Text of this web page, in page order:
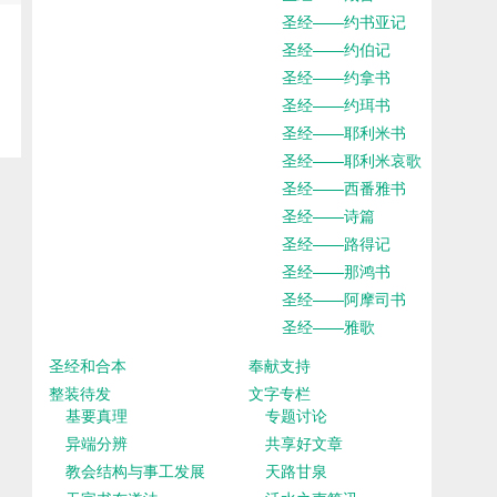
圣经——约书亚记
圣经——约伯记
圣经——约拿书
圣经——约珥书
圣经——耶利米书
圣经——耶利米哀歌
圣经——西番雅书
圣经——诗篇
圣经——路得记
圣经——那鸿书
圣经——阿摩司书
圣经——雅歌
圣经和合本
奉献支持
整装待发
基要真理
异端分辨
教会结构与事工发展
文字专栏
专题讨论
共享好文章
天路甘泉